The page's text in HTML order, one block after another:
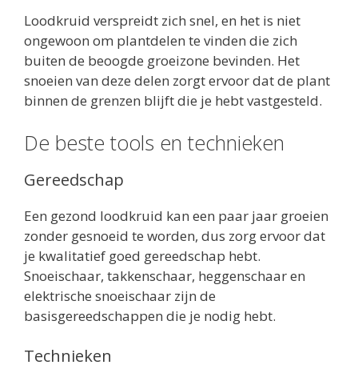
Loodkruid verspreidt zich snel, en het is niet
ongewoon om plantdelen te vinden die zich
buiten de beoogde groeizone bevinden. Het
snoeien van deze delen zorgt ervoor dat de plant
binnen de grenzen blijft die je hebt vastgesteld.
De beste tools en technieken
Gereedschap
Een gezond loodkruid kan een paar jaar groeien
zonder gesnoeid te worden, dus zorg ervoor dat
je kwalitatief goed gereedschap hebt.
Snoeischaar, takkenschaar, heggenschaar en
elektrische snoeischaar zijn de
basisgereedschappen die je nodig hebt.
Technieken